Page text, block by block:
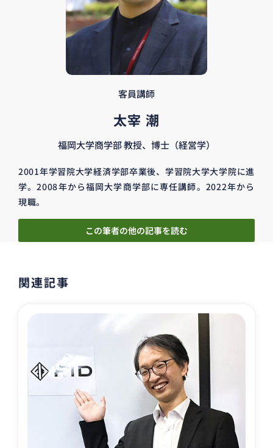
客員講師
太宰 潮
福岡大学商学部 教授、博士（経営学）
2001年学習院大学経済学部卒業後、学習院大学大学院に進
学。2008年から福岡大学商学部に専任講師。2022年から
現職。
この筆者の他の記事を読む
関連記事